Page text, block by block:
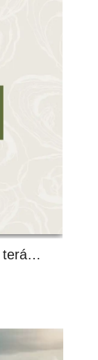
terá…